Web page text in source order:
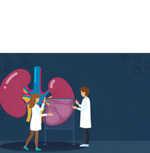
HEALTH & WELLNESS
7 CIRI-CIRI FUNGSI GINJAL SUDAH
MENURUN
Ginjal merupakan organ vital yang berfungsi